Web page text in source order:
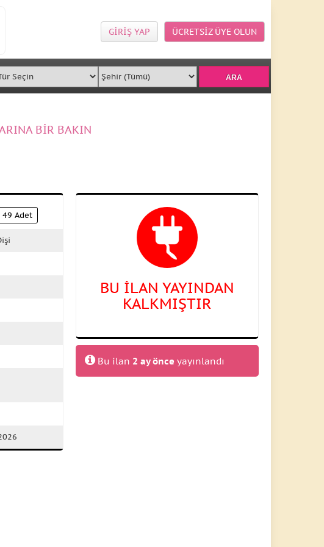
ÜCRETSİZ ÜYE OLUN
GİRİŞ YAP
BİR BAKIN
49 Adet
BU İLAN YAYINDAN
KALKMIŞTIR
Bu ilan 2 ay önce yayınlandı